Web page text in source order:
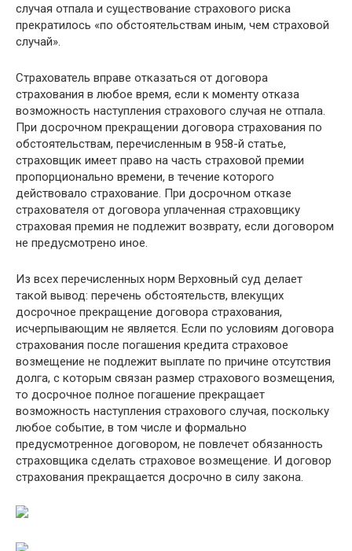
случая отпала и существование страхового риска
прекратилось «по обстоятельствам иным, чем страховой
случай».
Страхователь вправе отказаться от договора
страхования в любое время, если к моменту отказа
возможность наступления страхового случая не отпала.
При досрочном прекращении договора страхования по
обстоятельствам, перечисленным в 958-й статье,
страховщик имеет право на часть страховой премии
пропорционально времени, в течение которого
действовало страхование. При досрочном отказе
страхователя от договора уплаченная страховщику
страховая премия не подлежит возврату, если договором
не предусмотрено иное.
Из всех перечисленных норм Верховный суд делает
такой вывод: перечень обстоятельств, влекущих
досрочное прекращение договора страхования,
исчерпывающим не является. Если по условиям договора
страхования после погашения кредита страховое
возмещение не подлежит выплате по причине отсутствия
долга, с которым связан размер страхового возмещения,
то досрочное полное погашение прекращает
возможность наступления страхового случая, поскольку
любое событие, в том числе и формально
предусмотренное договором, не повлечет обязанность
страховщика сделать страховое возмещение. И договор
страхования прекращается досрочно в силу закона.